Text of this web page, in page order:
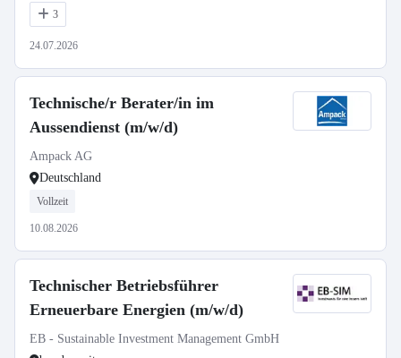
3
24.07.2026
Technische/r Berater/in im
Aussendienst (m/w/d)
Ampack AG
Deutschland
Vollzeit
10.08.2026
Technischer Betriebsführer
Erneuerbare Energien (m/w/d)
EB - Sustainable Investment Management GmbH